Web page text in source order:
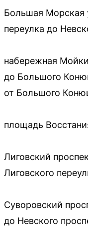
Большая Морская
переулка до
набережная
до Большого
от Большого
площадь
Лиговский
Лиговского
Суворовский
до Невского